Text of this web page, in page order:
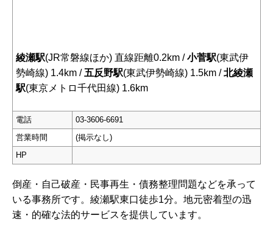
綾瀬駅(JR常磐線ほか) 直線距離0.2km /小菅駅(東武伊
勢崎線) 1.4km / 五反野駅(東武伊勢崎線) 1.5km /北綾瀬
駅(東京メトロ千代田線) 1.6km
電話
03-3606-6691
営業時間
(掲示なし)
HP
倒産・自己破産・民事再生・債務整理問題などを承って
いる事務所です。綾瀬駅東口徒歩1分。地元密着型の迅
速・的確な法的サービスを提供しています。